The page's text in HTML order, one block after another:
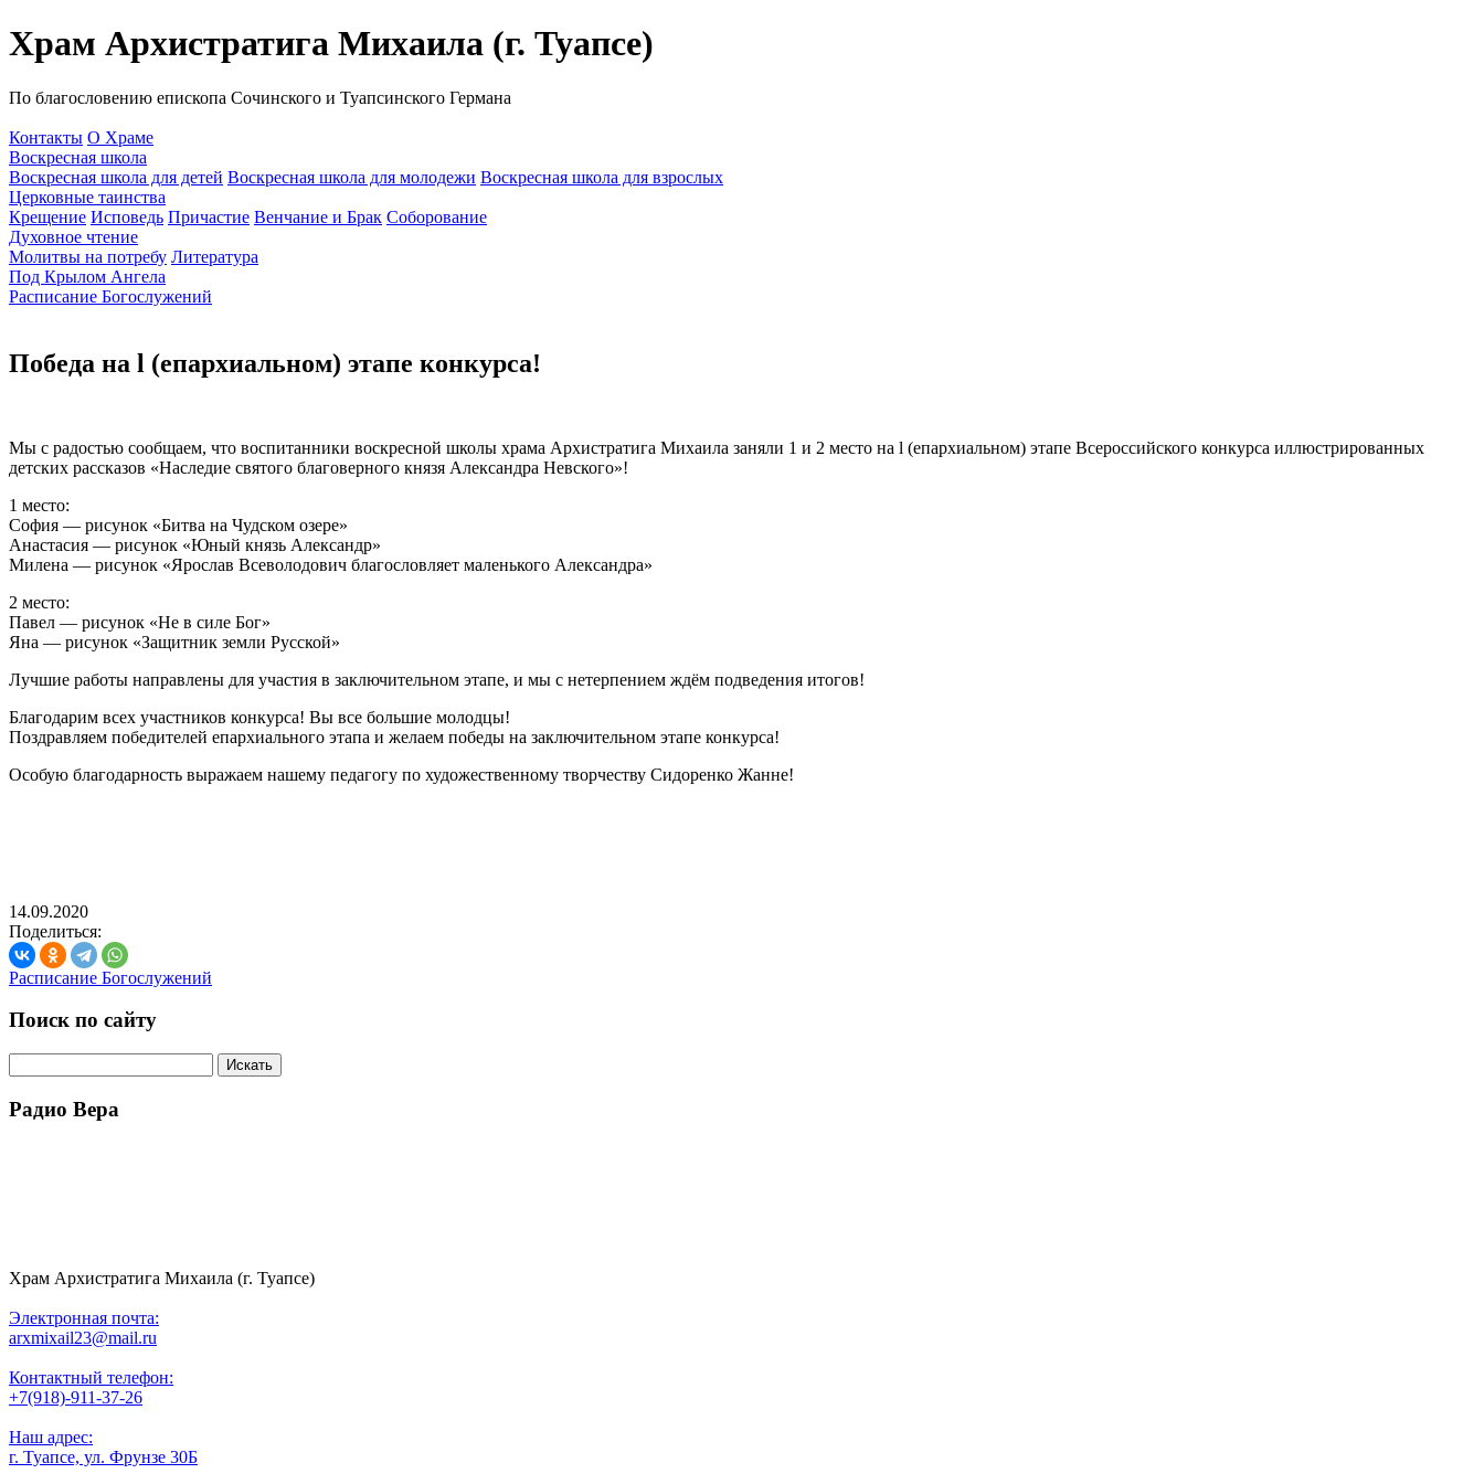
Храм Архистратига Михаила (г. Туапсе)
По благословению епископа Сочинского и Туапсинского Германа
Контакты О Храме
Воскресная школа
Воскресная школа для детей Воскресная школа для молодежи Воскресная школа для взрослых
Церковные таинства
Крещение Исповедь Причастие Венчание и Брак Соборование
Духовное чтение
Молитвы на потребу Литература
Под Крылом Ангела
Расписание Богослужений
Победа на l (епархиальном) этапе конкурса!
Мы с радостью сообщаем, что воспитанники воскресной школы храма Архистратига Михаила заняли 1 и 2 место на l (епархиальном) этапе Всероссийского конкурса иллюстрированных
детских рассказов «Наследие святого благоверного князя Александра Невского»!
1 место:
София — рисунок «Битва на Чудском озере»
Анастасия — рисунок «Юный князь Александр»
Милена — рисунок «Ярослав Всеволодович благословляет маленького Александра»
2 место:
Павел — рисунок «Не в силе Бог»
Яна — рисунок «Защитник земли Русской»
Лучшие работы направлены для участия в заключительном этапе, и мы с нетерпением ждём подведения итогов!
Благодарим всех участников конкурса! Вы все большие молодцы!
Поздравляем победителей епархиального этапа и желаем победы на заключительном этапе конкурса!
Особую благодарность выражаем нашему педагогу по художественному творчеству Сидоренко Жанне!
14.09.2020
Поделиться:
Расписание Богослужений
Поиск по сайту
Радио Вера
Храм Архистратига Михаила (г. Туапсе)
Электронная почта:
arxmixail23@mail.ru
Контактный телефон:
+7(918)-911-37-26
Наш адрес:
г. Туапсе, ул. Фрунзе 30Б